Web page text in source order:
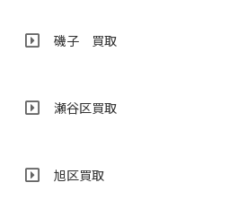
磯子 買取
瀬谷区買取
旭区買取